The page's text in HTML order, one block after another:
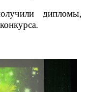
дипломы,